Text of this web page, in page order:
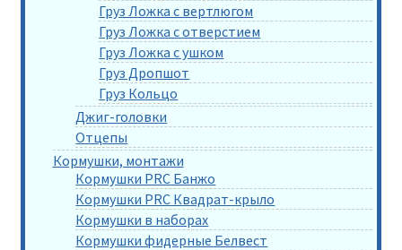
Груз Ложка с вертлюгом
Груз Ложка с отверстием
Груз Ложка с ушком
Груз Дропшот
Груз Кольцо
Джиг-головки
Отцепы
Кормушки, монтажи
Кормушки PRC Банжо
Кормушки PRC Квадрат-крыло
Кормушки в наборах
Кормушки фидерные Белвест